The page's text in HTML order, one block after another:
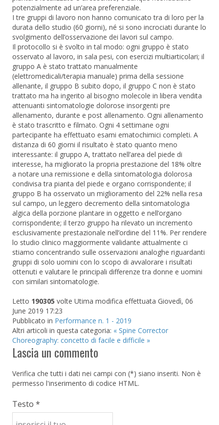
potenzialmente ad un’area preferenziale.
I tre gruppi di lavoro non hanno comunicato tra di loro per la
durata dello studio (60 giorni), né si sono incrociati durante lo
svolgimento dell’osservazione dei lavori sul campo.
Il protocollo si è svolto in tal modo: ogni gruppo è stato
osservato al lavoro, in sala pesi, con esercizi multiarticolari; il
gruppo A è stato trattato manualmente
(elettromedicali/terapia manuale) prima della sessione
allenante, il gruppo B subito dopo, il gruppo C non è stato
trattato ma ha ingerito al bisogno molecole in libera vendita
attenuanti sintomatologie dolorose insorgenti pre
allenamento, durante e post allenamento. Ogni allenamento
è stato trascritto e filmato. Ogni 4 settimane ogni
partecipante ha effettuato esami ematochimici completi. A
distanza di 60 giorni il risultato è stato quanto meno
interessante: il gruppo A, trattato nell’area del piede di
interesse, ha migliorato la propria prestazione del 18% oltre
a notare una remissione e della sintomatologia dolorosa
condivisa tra pianta del piede e organo corrispondente; il
gruppo B ha osservato un miglioramento del 22% nella resa
sul campo, un leggero decremento della sintomatologia
algica della porzione plantare in oggetto e nell’organo
corrispondente; il terzo gruppo ha rilevato un incremento
esclusivamente prestazionale nell’ordine del 11%. Per rendere
lo studio clinico maggiormente validante attualmente ci
stiamo concentrando sulle osservazioni analoghe riguardanti
gruppi di solo uomini con lo scopo di avvalorare i risultati
ottenuti e valutare le principali differenze tra donne e uomini
con similari sintomatologie.
Letto 190305 volte Utima modifica effettuata Giovedì, 06
June 2019 17:23
Pubblicato in Performance n. 1 - 2019
Altri articoli in questa categoria: « Spine Corrector
Choreography: concetto di facile e difficile »
Lascia un commento
Verifica che tutti i dati nei campi con (*) siano inseriti. Non è
permesso l'inserimento di codice HTML.
Testo *